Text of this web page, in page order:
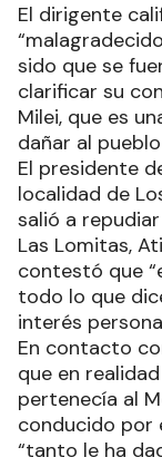
El dirigente
sido que se
clarificar su
Milei, que es
dañar al
El presidente
localidad de
salió a
Las Lomitas,
contestó que
todo lo que
interés
En contacto
que en
pertenecía al
conducido por
“tanto le ha